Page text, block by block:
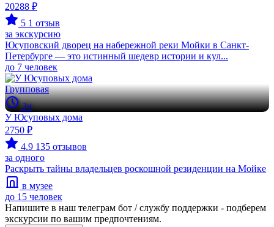
20288 ₽
5 1 отзыв
за экскурсию
Юсуповский дворец на набережной реки Мойки в Санкт-
Петербурге — это истинный шедевр истории и кул...
до 7 человек
Групповая
2ч
У Юсуповых дома
2750 ₽
4.9 135 отзывов
за одного
Раскрыть тайны владельцев роскошной резиденции на Мойке
в музее
до 15 человек
Напишите в наш телеграм бот / службу поддержки - подберем
экскурсии по вашим предпочтениям.